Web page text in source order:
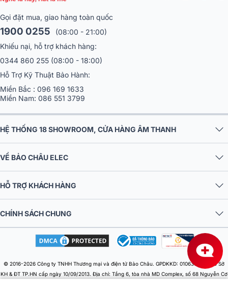
Gọi đặt mua, giao hàng toàn quốc
1900 0255
(08:00 - 21:00)
Khiếu nại, hỗ trợ khách hàng:
0344 860 255 (08:00 - 18:00)
Hỗ Trợ Kỹ Thuật Bảo Hành:
Miền Bắc : 096 169 1633
Miền Nam: 086 551 3799
HỆ THỐNG 18 SHOWROOM, CỬA HÀNG ÂM THANH
VỀ BẢO CHÂU ELEC
HỖ TRỢ KHÁCH HÀNG
CHÍNH SÁCH CHUNG
© 2016-2026 Công ty TNHH Thương mại và điện tử Bảo Châu. GPDKKD: 0106303879 do Sở
KH & ĐT TP.HN cấp ngày 10/09/2013. Địa chỉ: Tầng 6, tòa nhà MD Complex, số 68 Nguyễn Cơ